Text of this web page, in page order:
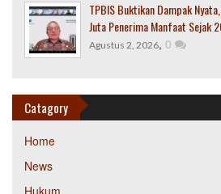
TPBIS Buktikan Dampak
Juta Penerima Manfaat Sejak
Agustus 2, 2026, 0
Catagory
Home
News
Hukum